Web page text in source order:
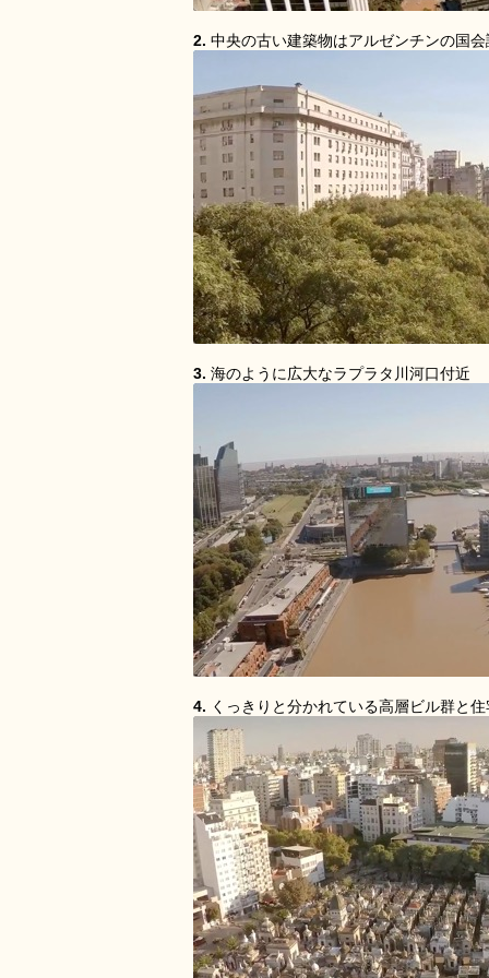
2. 中央の古い建築物はアルゼンチンの国
3. 海のように広大なラプラタ川河口付近
4. くっきりと分かれている高層ビル群と